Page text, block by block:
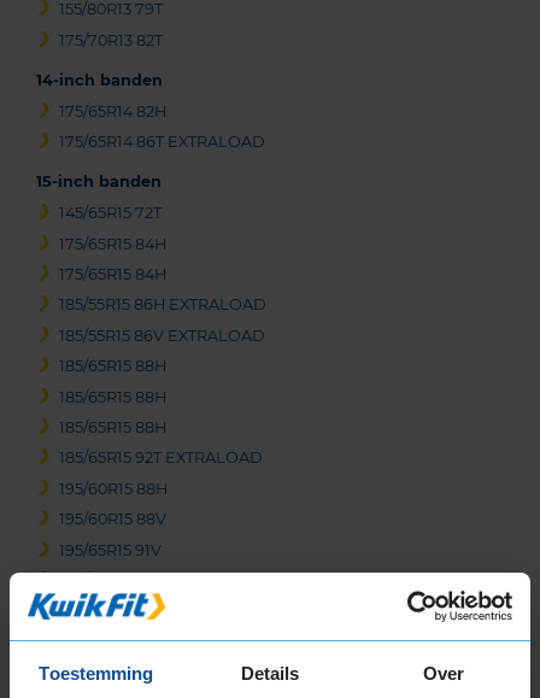
Toestemming Details Over
155/80R13 79T
175/70R13 82T
14-inch banden
175/65R14 82H
175/65R14 86T EXTRALOAD
15-inch banden
145/65R15 72T
175/65R15 84H
175/65R15 84H
185/55R15 86H EXTRALOAD
185/55R15 86V EXTRALOAD
185/65R15 88H
185/65R15 88H
185/65R15 88H
185/65R15 92T EXTRALOAD
195/60R15 88H
195/60R15 88V
195/65R15 91V
195/65R15 95H EXTRALOAD
195/65R15 95H EXTRALOAD
225/60R15 96W